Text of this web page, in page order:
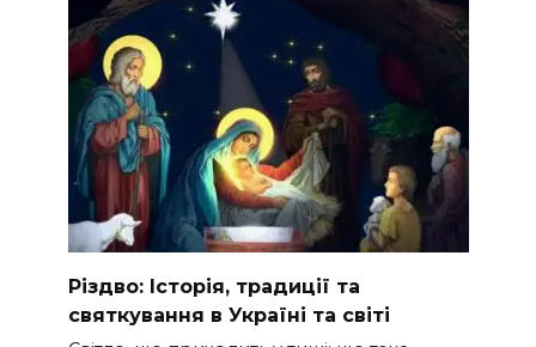
Різдво: Історія, традиції та
святкування в Україні та світі